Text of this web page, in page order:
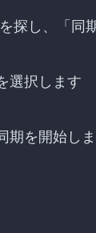
探し、「同
選択します
期を開始し